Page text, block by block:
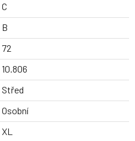
C
B
72
10.806
Střed
Osobní
XL